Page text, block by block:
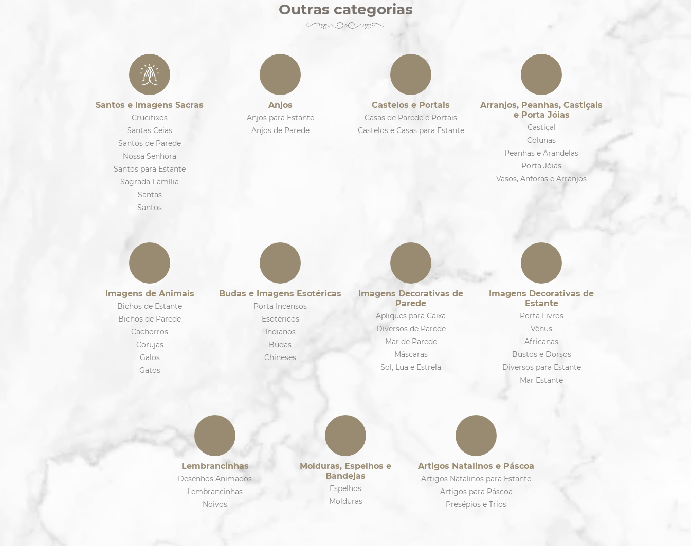
Outras categorias
Santos e Imagens Sacras
Crucifixos
Santas Ceias
Santos de Parede
Nossa Senhora
Santos para Estante
Sagrada Família
Santas
Santos
Anjos
Anjos para Estante
Anjos de Parede
Castelos e Portais
Casas de Parede e Portais
Castelos e Casas para Estante
Arranjos, Peanhas, Castiçais
e Porta Jóias
Castiçal
Colunas
Peanhas e Arandelas
Porta Jóias
Vasos, Anforas e Arranjos
Imagens de Animais
Bichos de Estante
Bichos de Parede
Cachorros
Corujas
Galos
Gatos
Budas e Imagens Esotéricas
Porta Incensos
Esotéricos
Indianos
Budas
Chineses
Imagens Decorativas de
Parede
Apliques para Caixa
Diversos de Parede
Mar de Parede
Máscaras
Sol, Lua e Estrela
Imagens Decorativas de
Estante
Porta Livros
Vênus
Africanas
Bustos e Dorsos
Diversos para Estante
Mar Estante
Lembrancinhas
Desenhos Animados
Lembrancinhas
Noivos
Molduras, Espelhos e
Bandejas
Espelhos
Molduras
Artigos Natalinos e Páscoa
Artigos Natalinos para Estante
Artigos para Páscoa
Presépios e Trios